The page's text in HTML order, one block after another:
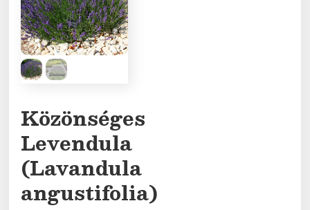
Közönséges
Levendula
(Lavandula
angustifolia)